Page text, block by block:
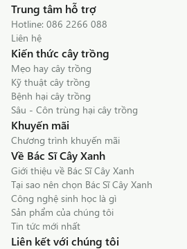
Trung tâm hỗ trợ
Hotline: 086 2266 088
Liên hệ
Kiến thức cây trồng
Mẹo hay cây trồng
Kỹ thuật cây trồng
Bệnh hại cây trồng
Sâu - Côn trùng hại cây trồng
Khuyến mãi
Chương trình khuyến mãi
Về Bác Sĩ Cây Xanh
Giới thiệu về Bác Sĩ Cây Xanh
Tại sao nên chọn Bác Sĩ Cây Xanh
Công nghệ sinh học là gì
Sản phẩm của chúng tôi
Tin tức mới nhất
Liên kết với chúng tôi